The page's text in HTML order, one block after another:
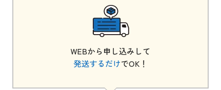
WEBから申し込みして
発送するだけでOK！